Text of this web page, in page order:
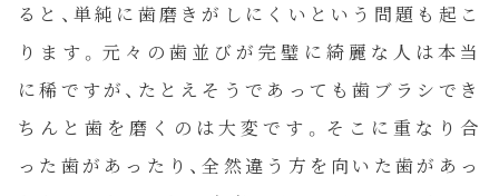
HOME
診療案内
当院について
ると、単純に歯磨きがしにくいという問題も起こ
ります。元々の歯並びが完璧に綺麗な人は本当
に稀ですが、たとえそうであっても歯ブラシでき
ちんと歯を磨くのは大変です。そこに重なり合
った歯があったり、全然違う方を向いた歯があっ